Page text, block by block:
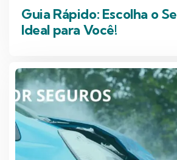
Guia Rápido: Escolha o
Ideal para Você!